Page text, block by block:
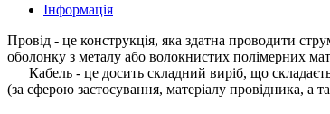
Інформація
Провід - це конструкція, яка здатна проводити
оболонку з металу або волокнистих полімерних
Кабель - це досить складний виріб, що
(за сферою застосування, матеріалу провідника, а